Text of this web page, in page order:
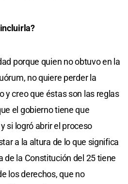
porque quien no obtuvo en la
no quiere perder la
y creo que éstas son las reglas
el gobierno tiene que
si logró abrir el proceso
a la altura de lo que significa
de la Constitución del 25 tiene
los derechos, que no